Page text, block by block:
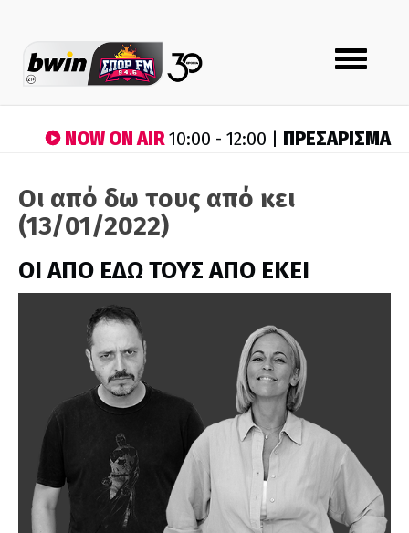
Toggle
navigation
NOW ON AIR10:00 - 12:00 | ΠΡΕΣΑΡΙΣΜΑ
Οι από δω τους από κει
(13/01/2022)
ΟΙ ΑΠΟ ΕΔΩ ΤΟΥΣ ΑΠΟ ΕΚΕΙ